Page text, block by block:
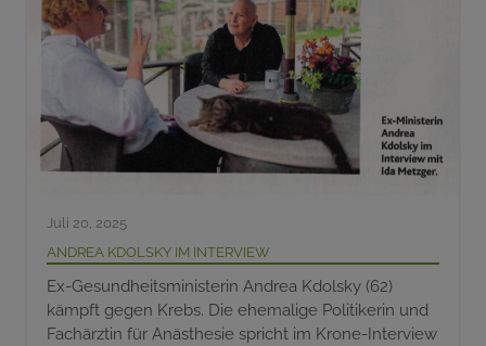
Juli 20, 2025
Andrea Kdolsky im Interview
Ex-Gesundheitsministerin Andrea Kdolsky (62)
kämpft gegen Krebs. Die ehemalige Politikerin und
Fachärztin für Anästhesie spricht im Krone-Interview